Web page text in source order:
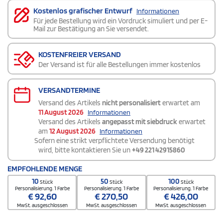
Kostenlos grafischer Entwurf Informationen
Für jede Bestellung wird ein Vordruck simuliert und per E-
Mail zur Bestätigung an Sie versendet.
KOSTENFREIER VERSAND
Der Versand ist für alle Bestellungen immer kostenlos
VERSANDTERMINE
Versand des Artikels nicht personalisierterwartet am
11 August 2026 Informationen
Versand des Artikels angepasst mit siebdruckerwartet
am 12 August 2026 Informationen
Sofern eine strikt verpflichtete Versendung benötigt
wird, bitte kontaktieren Sie un+49 221 42915860
EMPFOHLENDE MENGE
10 Stück
Personalisierung. 1 Farbe
€92,60
MwSt. ausgeschlossen
50 Stück
Personalisierung. 1 Farbe
€270,50
MwSt. ausgeschlossen
100 Stück
Personalisierung. 1 Farbe
€426,00
MwSt. ausgeschlossen